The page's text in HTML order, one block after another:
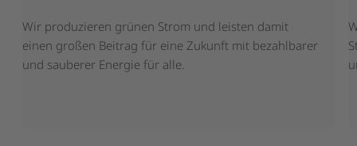
Wir produzieren grünen Strom und leisten damit
einen großen Beitrag für eine Zukunft mit bezahlbarer
und sauberer Energie für alle.